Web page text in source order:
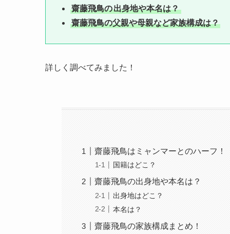
齋藤飛鳥の出身地や本名は？
齋藤飛鳥の父親や母親など家族構成は？
詳しく調べてみました！
齋藤飛鳥はミャンマーとのハーフ！
国籍はどこ？
齋藤飛鳥の出身地や本名は？
出身地はどこ？
本名は？
齋藤飛鳥の家族構成まとめ！